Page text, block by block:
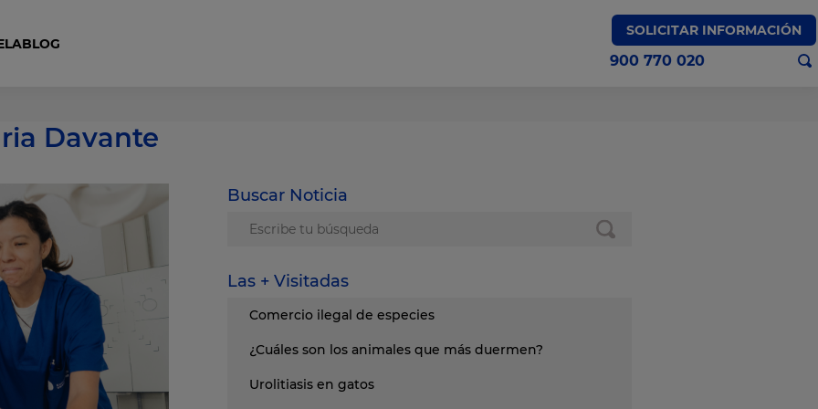
BLOG
SOLICITAR INFORMACIÓN
900 770 020
Davante
Buscar Noticia
Las + Visitadas
Comercio ilegal de especies
¿Cuáles son los animales que más duermen?
Urolitiasis en gatos